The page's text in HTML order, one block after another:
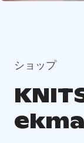
ショップ